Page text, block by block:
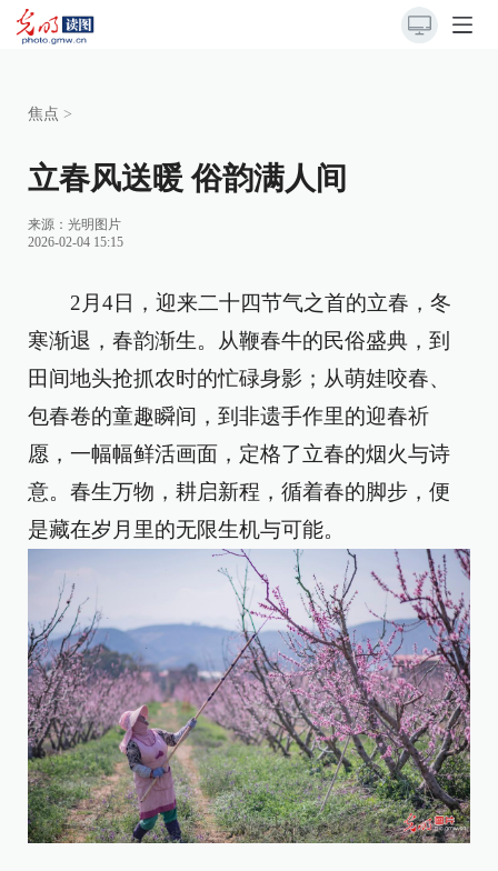
焦点 >
立春风送暖 俗韵满人间
来源：光明图片
2026-02-04 15:15
2月4日，迎来二十四节气之首的立春，冬
寒渐退，春韵渐生。从鞭春牛的民俗盛典，到
田间地头抢抓农时的忙碌身影；从萌娃咬春、
包春卷的童趣瞬间，到非遗手作里的迎春祈
愿，一幅幅鲜活画面，定格了立春的烟火与诗
意。春生万物，耕启新程，循着春的脚步，便
是藏在岁月里的无限生机与可能。